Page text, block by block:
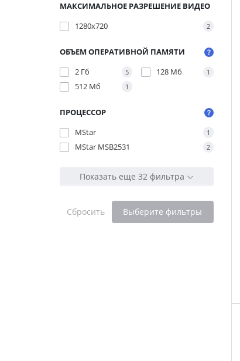
МАКСИМАЛЬНОЕ РАЗРЕШЕНИЕ ВИДЕО
1280x720
2
ОБЪЕМ ОПЕРАТИВНОЙ ПАМЯТИ
2 Гб
5 128 Мб 1
512 Мб 1
ПРОЦЕССОР
MStar
1
MStar MSB2531 2
Показать еще 32 фильтра
Сбросить Выберите фильтры